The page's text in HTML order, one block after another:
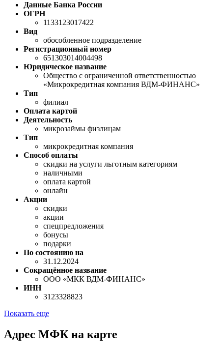
Данные Банка России
ОГРН
1133123017422
Вид
обособленное подразделение
Регистрационный номер
651303014004498
Юридическое название
Общество с ограниченной ответственностью
«Микрокредитная компания ВДМ-ФИНАНС»
Тип
филиал
Оплата картой
Деятельность
микрозаймы физлицам
Тип
микрокредитная компания
Способ оплаты
скидки на услуги льготным категориям
наличными
оплата картой
онлайн
Акции
скидки
акции
спецпредложения
бонусы
подарки
По состоянию на
31.12.2024
Сокращённое название
ООО «МКК ВДМ-ФИНАНС»
ИНН
3123328823
Показать еще
Адрес МФК на карте